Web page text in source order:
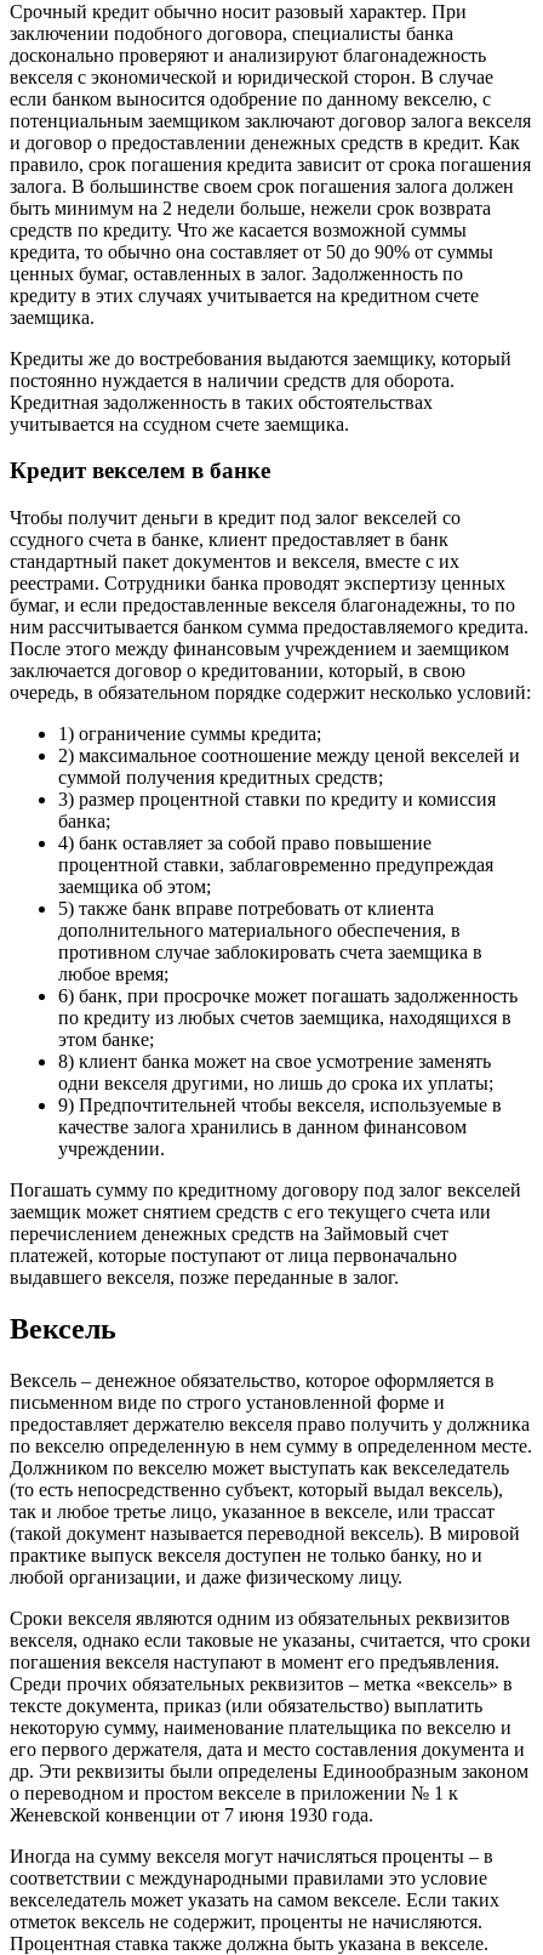
Cрочный кредит обычно носит разовый характер. При
заключении подобного договора, специалисты банка
досконально проверяют и анализируют благонадежность
векселя с экономической и юридической сторон. В случае
если банком выносится одобрение по данному векселю, с
потенциальным заемщиком заключают договор залога векселя
и договор о предоставлении денежных средств в кредит. Как
правило, срок погашения кредита зависит от срока погашения
залога. В большинстве своем срок погашения залога должен
быть минимум на 2 недели больше, нежели срок возврата
средств по кредиту. Что же касается возможной суммы
кредита, то обычно она составляет от 50 до 90% от суммы
ценных бумаг, оставленных в залог. Задолженность по
кредиту в этих случаях учитывается на кредитном счете
заемщика.
Кредиты же до востребования выдаются заемщику, который
постоянно нуждается в наличии средств для оборота.
Кредитная задолженность в таких обстоятельствах
учитывается на ссудном счете заемщика.
Кредит векселем в банке
Чтобы получит деньги в кредит под залог векселей со
ссудного счета в банке, клиент предоставляет в банк
стандартный пакет документов и векселя, вместе с их
реестрами. Сотрудники банка проводят экспертизу ценных
бумаг, и если предоставленные векселя благонадежны, то по
ним рассчитывается банком сумма предоставляемого кредита.
После этого между финансовым учреждением и заемщиком
заключается договор о кредитовании, который, в свою
очередь, в обязательном порядке содержит несколько условий:
1) ограничение суммы кредита;
2) максимальное соотношение между ценой векселей и
суммой получения кредитных средств;
3) размер процентной ставки по кредиту и комиссия
банка;
4) банк оставляет за собой право повышение
процентной ставки, заблаговременно предупреждая
заемщика об этом;
5) также банк вправе потребовать от клиента
дополнительного материального обеспечения, в
противном случае заблокировать счета заемщика в
любое время;
6) банк, при просрочке может погашать задолженность
по кредиту из любых счетов заемщика, находящихся в
этом банке;
8) клиент банка может на свое усмотрение заменять
одни векселя другими, но лишь до срока их уплаты;
9) Предпочтительней чтобы векселя, используемые в
качестве залога хранились в данном финансовом
учреждении.
Погашать сумму по кредитному договору под залог векселей
заемщик может снятием средств с его текущего счета или
перечислением денежных средств на Займовый счет
платежей, которые поступают от лица первоначально
выдавшего векселя, позже переданные в залог.
Вексель
Вексель – денежное обязательство, которое оформляется в
письменном виде по строго установленной форме и
предоставляет держателю векселя право получить у должника
по векселю определенную в нем сумму в определенном месте.
Должником по векселю может выступать как векселедатель
(то есть непосредственно субъект, который выдал вексель),
так и любое третье лицо, указанное в векселе, или трассат
(такой документ называется переводной вексель). В мировой
практике выпуск векселя доступен не только банку, но и
любой организации, и даже физическому лицу.
Сроки векселя являются одним из обязательных реквизитов
векселя, однако если таковые не указаны, считается, что сроки
погашения векселя наступают в момент его предъявления.
Среди прочих обязательных реквизитов – метка «вексель» в
тексте документа, приказ (или обязательство) выплатить
некоторую сумму, наименование плательщика по векселю и
его первого держателя, дата и место составления документа и
др. Эти реквизиты были определены Единообразным законом
о переводном и простом векселе в приложении № 1 к
Женевской конвенции от 7 июня 1930 года.
Иногда на сумму векселя могут начисляться проценты – в
соответствии с международными правилами это условие
векселедатель может указать на самом векселе. Если таких
отметок вексель не содержит, проценты не начисляются.
Процентная ставка также должна быть указана в векселе.